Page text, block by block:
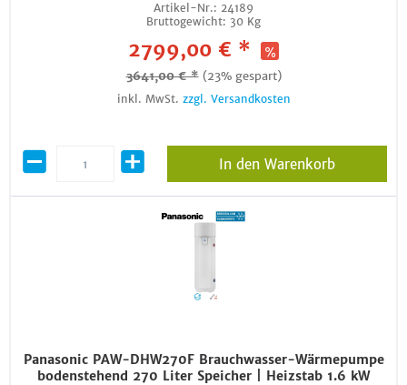
Artikel-Nr.: 24189
Bruttogewicht: 30 Kg
2799,00 € *
3641,00 € * (23% gespart)
inkl. MwSt. zzgl. Versandkosten
In den Warenkorb
Panasonic PAW-DHW270F Brauchwasser-Wärmepumpe
bodenstehend 270 Liter Speicher | Heizstab 1.6 kW